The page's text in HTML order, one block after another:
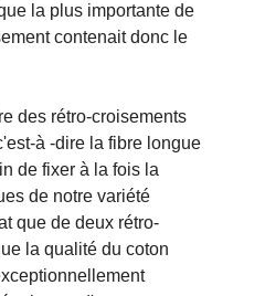
la plus importante de
contenait donc le
des rétro-croisements
à -dire la fibre longue
de fixer à la fois la
de notre variété
que de deux rétro-
la qualité du coton